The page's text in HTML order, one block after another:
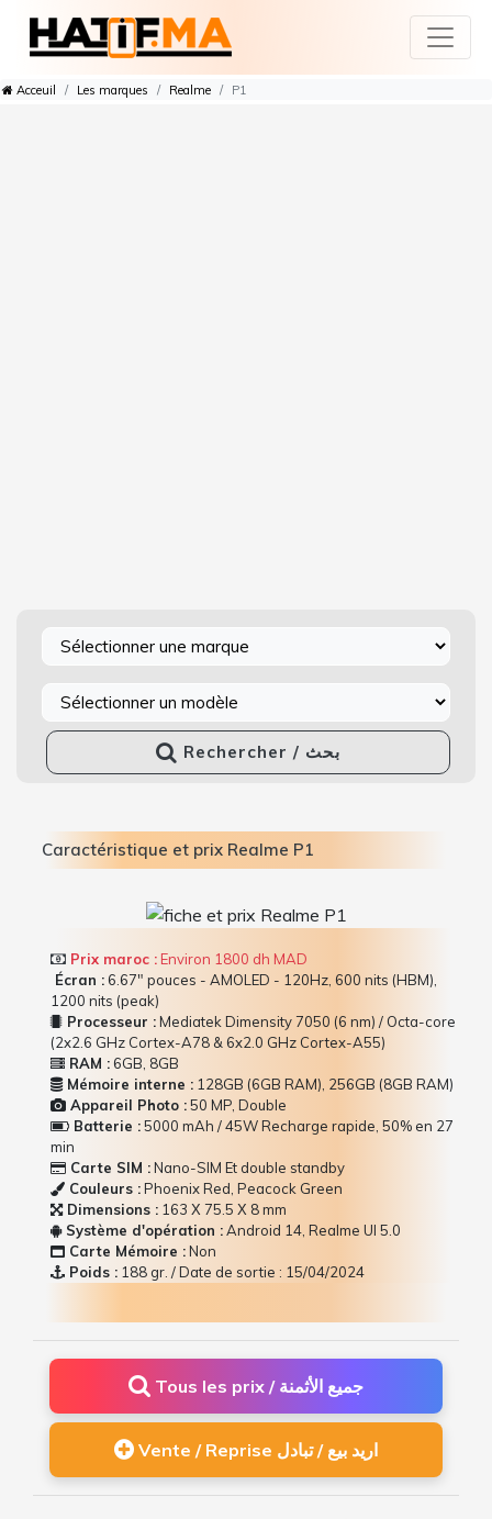
Acceuil Les marques Realme P1
Rechercher / بحث
Caractéristique et prix Realme P1
Prix maroc :Environ 1800 dh MAD
Écran :6.67" pouces - AMOLED - 120Hz, 600 nits (HBM),
1200 nits (peak)
Processeur :Mediatek Dimensity 7050 (6 nm) / Octa-core
(2x2.6 GHz Cortex-A78 & 6x2.0 GHz Cortex-A55)
RAM :6GB, 8GB
Mémoire interne : 128GB (6GB RAM), 256GB (8GB RAM)
Appareil Photo :50 MP, Double
Batterie :5000 mAh / 45W Recharge rapide, 50% en 27
min
Carte SIM :Nano-SIM Et double standby
Couleurs :Phoenix Red, Peacock Green
Dimensions : 163 Х 75.5 Х 8 mm
Système d'opération :Android 14, Realme UI 5.0
Carte Mémoire :Non
Poids : 188 gr. / Date de sortie : 15/04/2024
Tous les prix / جميع الأثمنة
Vente / Reprise اريد بيع / تبادل